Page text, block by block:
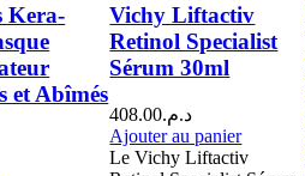
Kera-
et Abîmés
Vichy Liftactiv
Retinol Specialist
Sérum 30ml
د.م.408.00
Ajouter au panier
Le Vichy Liftactiv